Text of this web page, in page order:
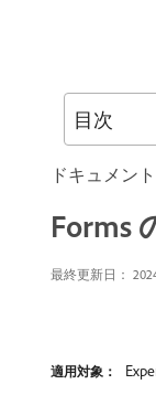
ドキュメント
Forms
最終更新日：
適用対象：
目次